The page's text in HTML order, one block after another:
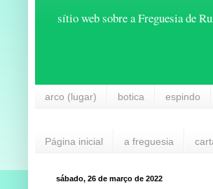
sítio web sobre a Freguesia de
arco (lugar) botica espindo
Página inicial a freguesia
sábado, 26 de março de 2022